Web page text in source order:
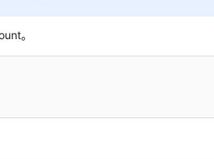
。